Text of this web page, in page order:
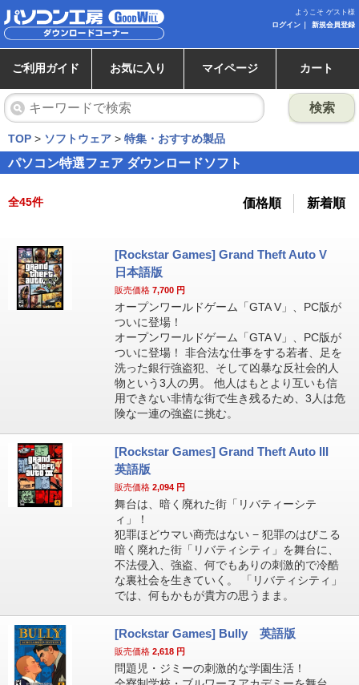
ようこそ ゲスト様
ログイン
新規会員登録
ご利用ガイド お気に入り マイページ カート
検索
TOP > ソフトウェア > 特集・おすすめ製品
パソコン特選フェア ダウンロードソフト
全45件 価格順 新着順
[Rockstar Games] Grand Theft Auto V
日本語版
販売価格 7,700 円
オープンワールドゲーム「GTA V」、PC版が
ついに登場！
オープンワールドゲーム「GTA V」、PC版が
ついに登場！ 非合法な仕事をする若者、足を
洗った銀行強盗犯、そして凶暴な反社会的人
物という3人の男。 他人はもとより互いも信
用できない非情な街で生き残るため、3人は危
険な一連の強盗に挑む。
[Rockstar Games] Grand Theft Auto III
英語版
販売価格 2,094 円
舞台は、暗く廃れた街「リバティーシテ
ィ」！
犯罪ほどウマい商売はない − 犯罪のはびこる
暗く廃れた街「リバティシティ」を舞台に、
不法侵入、強盗、何でもありの刺激的で冷酷
な裏社会を生きていく。 「リバティシティ」
では、何もかもが貴方の思うまま。
[Rockstar Games] Bully 英語版
販売価格 2,618 円
問題児・ジミーの刺激的な学園生活！